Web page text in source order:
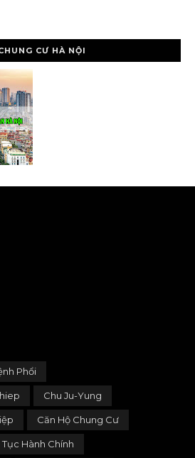
CƯ HÀ NỘI
Phổi
Chu Ju-Yung
Căn Hộ Chung Cư
Hành Chính